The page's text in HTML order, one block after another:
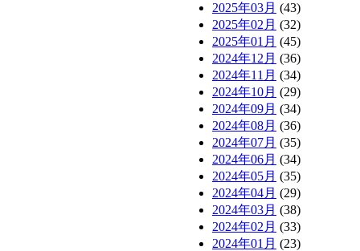
2025年03月 (43)
2025年02月 (32)
2025年01月 (45)
2024年12月 (36)
2024年11月 (34)
2024年10月 (29)
2024年09月 (34)
2024年08月 (36)
2024年07月 (35)
2024年06月 (34)
2024年05月 (35)
2024年04月 (29)
2024年03月 (38)
2024年02月 (33)
2024年01月 (23)